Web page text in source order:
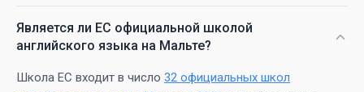
Является ли EC официальной школой
английского языка на Мальте?
Школа EC входит в число 32 официальных школ